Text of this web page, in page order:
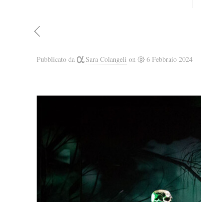
Pubblicato da Sara Colangeli on 6 Febbraio 2024